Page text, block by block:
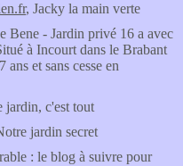
, Jacky la main verte
Bene - Jardin privé 16 a avec
à Incourt dans le Brabant
et sans cesse en
jardin, c'est tout
jardin secret
: le blog à suivre pour